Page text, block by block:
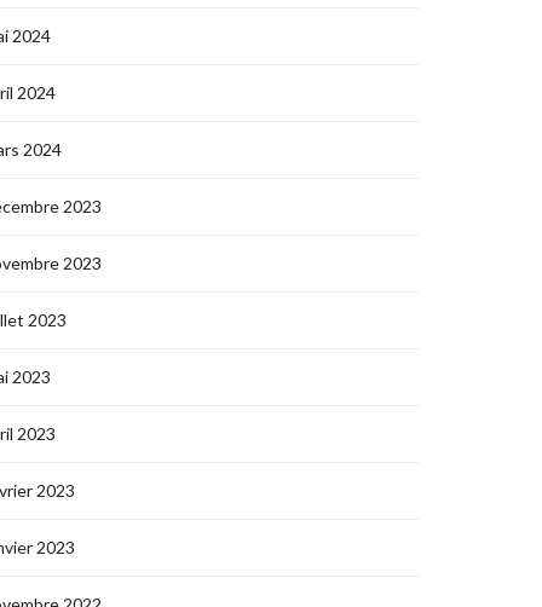
2024
2024
2024
2023
2023
2023
2023
2023
2023
2023